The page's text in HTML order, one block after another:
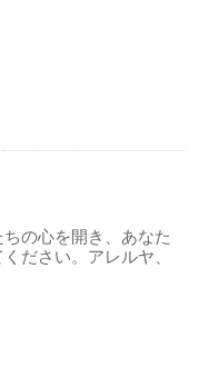
の心を開き、あなた
ださい。アレルヤ、